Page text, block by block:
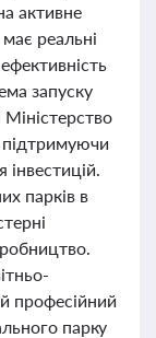
активне
реальні
запуску
інвестицій.
парків в
професійний
парку